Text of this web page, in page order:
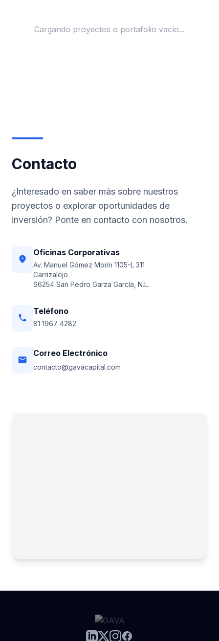
Cargando proyectos o portafolio vacío...
Contacto
¿Interesado en saber más sobre nuestros
proyectos o explorar oportunidades de
inversión? Ponte en contacto con nosotros.
location_on
Oficinas Corporativas
Av. Manuel Gómez Morín 1105-L 311
Carrizalejo
66254 San Pedro Garza García, N.L.
phone
Teléfono
81 1967 4282
email
Correo Electrónico
contacto@gavacapital.com